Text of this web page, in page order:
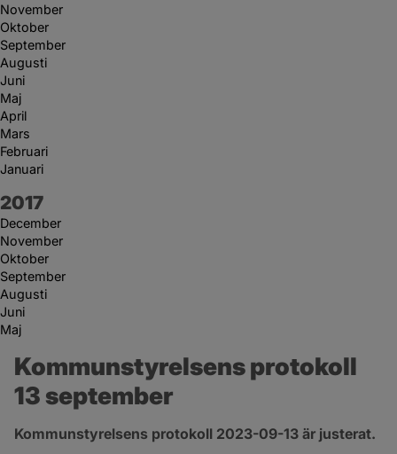
November
Oktober
September
Augusti
Juni
Maj
April
Mars
Februari
Januari
År:
2017
December
November
Oktober
September
Augusti
Juni
Maj
Kommunstyrelsens protokoll
13 september
Kommunstyrelsens protokoll 2023-09-13 är justerat.